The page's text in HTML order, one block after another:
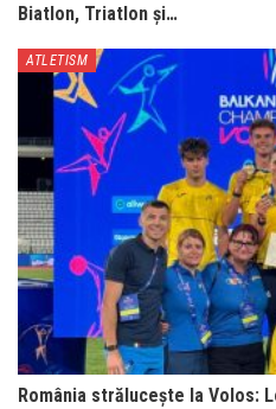
Biatlon, Triatlon și…
ATLETISM
România strălucește la Volos: